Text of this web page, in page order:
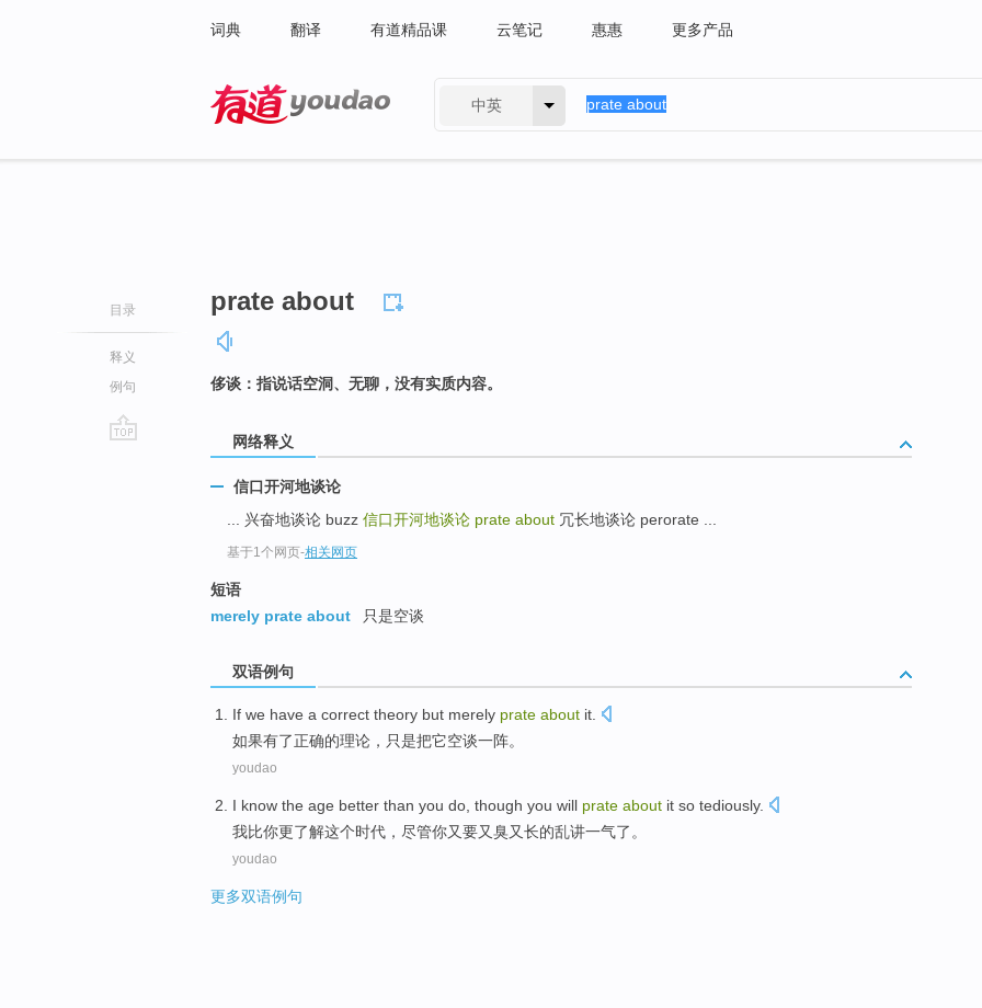
词典 翻译 有道精品课 云笔记 惠惠 更多产品
中英
目录
释义
例句
prate about
侈谈：指说话空洞、无聊，没有实质内容。
网络释义
信口开河地谈论
... 兴奋地谈论 buzz 信口开河地谈论 prate about 冗长地谈论 perorate ...
基于1个网页-相关网页
短语
merely prate about
只是空谈
双语例句
If we have a correct theory but merely prate about it.
如果有了正确的理论 ， 只是把它空谈一阵。
youdao
I know the age better than you do, though you will prate about it so tediously.
我比你更了解这个时代 ， 尽管你又要又臭又长的乱讲一气了 。
youdao
更多双语例句